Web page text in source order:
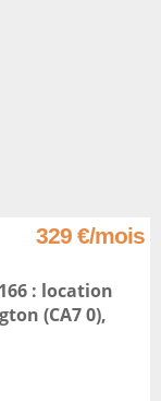
329 €/mois
: location
(CA7 0),